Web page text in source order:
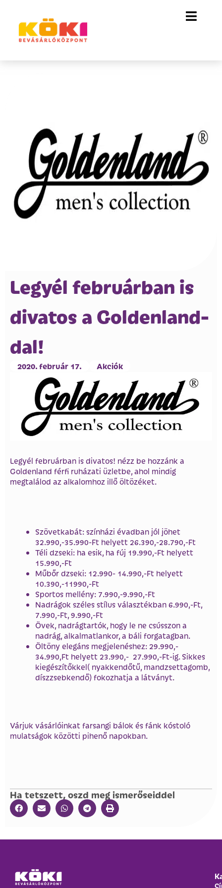
Legyél februárban is
divatos a Goldenland-
dal!
2020. február 17. Akciók
Legyél februárban is divatos! nézz be hozzánk a
Goldenland férfi ruházati üzletbe, ahol mindig
megtalálod az alkalomhoz illő öltözéket.
Szövetkabát: színházi évadban jól jöhet
32.990,-35.990-Ft helyett 26.390,-28.790,-Ft
Téli dzseki: ha esik, ha fúj 19.990,-Ft helyett
15.990,-Ft
Műbőr dzseki: 12.990- 14.990,-Ft helyett
10.390,-11990,-Ft
Sportos mellény: 7.990,-9.990,-Ft
Nadrágok széles stílus választékban 6.990,-Ft,
7.990,-Ft, 9.990,-Ft
Övek, nadrágtartók, hogy le ne csússzon a
nadrág, alkalmatlankor, a báli forgatagban.
Öltöny elegáns megjelenéshez: 29.990,-
34.990,Ft helyett 23.990,- 27.990,-Ft-ig. Sikkes
kiegészítőkkel( nyakkendőtű, mandzsettagomb,
díszzsebkendő) fokozhatja a látványt.
Várjuk vásárlóinkat farsangi bálok és fánk kóstoló
mulatságok közötti pihenő napokban.
Ha tetszett, oszd meg ismerőseiddel